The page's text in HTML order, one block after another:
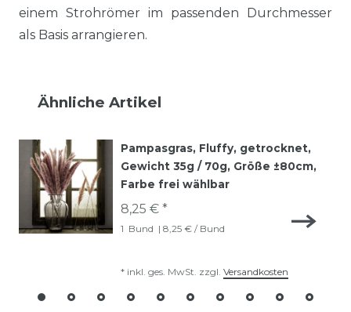
einem Strohrömer im passenden Durchmesser
als Basis arrangieren.
Ähnliche Artikel
Pampasgras, Fluffy, getrocknet,
Gewicht 35g / 70g, Größe ±80cm,
Farbe frei wählbar
8,25 € *
1 Bund | 8,25 € / Bund
* inkl. ges. MwSt. zzgl. Versandkosten